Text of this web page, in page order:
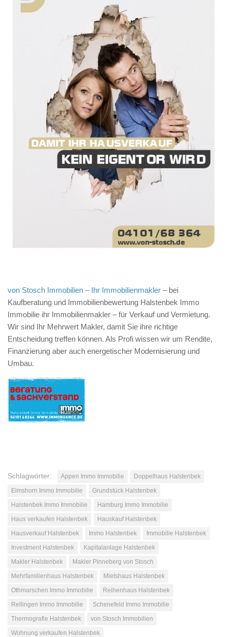
von Stosch Immobilien – Ihr Immobilienmakler – bei
Kaufberatung und Immobilienbewertung Halstenbek Immo
Immobilie ihr Immobilienmakler – für Verkauf und Vermietung.
Wir sind Ihr Mehrwert Makler, damit Sie ihre richtige
Entscheidung treffen können. Als Profi wissen wir um Rendite,
Finanzierung aber auch energetischer Modernisierung und
Umbau.
Schlagwörter: Appen Immo Immobilie
Doppelhaus Halstenbek
Elmshorn Immo Immobilie
Grundstück Halstenbek
Halstenbek Immo Immobilie
Hamburg Immo Immobilie
Haus verkaufen Halstenbek
Hauskauf Halstenbek
Hausverkauf Halstenbek
Immo Halstenbek
Immobilie Halstenbek
Investment Halstenbek
Kapitalanlage Halstenbek
Makler Halstenbek
Makler Pinneberg von Stosch
Mehrfamilienhaus Halstenbek
Mietshaus Halstenbek
Othmarschen Immo Immobilie
Reihenhaus Halstenbek
Rellingen Immo Immobilie
Schenefeld Immo Immobilie
Thermografie Halstenbek
von Stosch Immobilien
Wohnung verkaufen Halstenbek